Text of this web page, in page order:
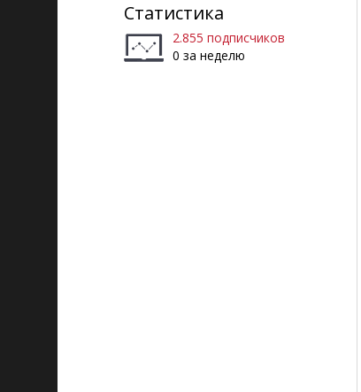
Статистика
2.855 подписчиков
0 за неделю